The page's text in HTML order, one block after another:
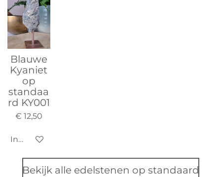
Blauwe
Kyaniet
op
standaa
rd KY001
€ 12,50
In winkelwagen
Bekijk alle edelstenen op standaard